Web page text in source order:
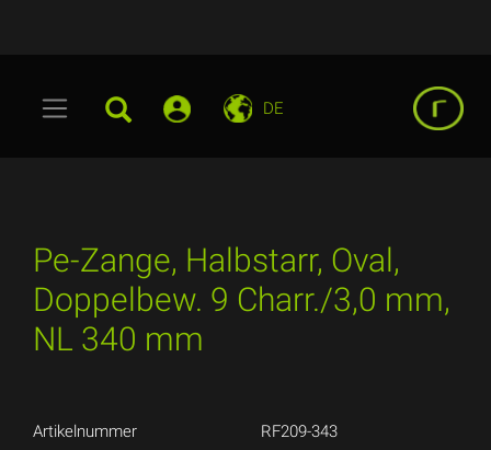
DE
Pe-Zange, Halbstarr, Oval,
Doppelbew. 9 Charr./3,0 mm,
NL 340 mm
Artikelnummer RF209-343